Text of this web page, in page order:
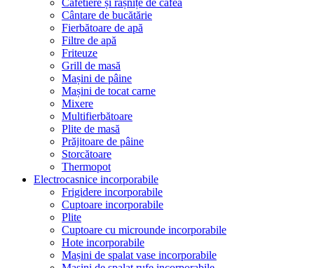
Cafetiere și râșnițe de cafea
Cântare de bucătărie
Fierbătoare de apă
Filtre de apă
Friteuze
Grill de masă
Mașini de pâine
Mașini de tocat carne
Mixere
Multifierbătoare
Plite de masă
Prăjitoare de pâine
Storcătoare
Thermopot
Electrocasnice incorporabile
Frigidere incorporabile
Cuptoare incorporabile
Plite
Cuptoare cu microunde incorporabile
Hote incorporabile
Mașini de spalat vase incorporabile